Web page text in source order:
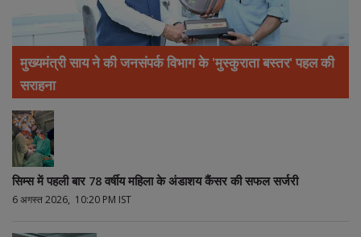
मुख्यमंत्री साय ने की जनसंपर्क विभाग के 'मुस्कुराता बस्तर' पहल की
सराहना
सिम्स में पहली बार 78 वर्षीय महिला के अंडाशय कैंसर की सफल सर्जरी
6 अगस्त 2026, 10:20 PM IST